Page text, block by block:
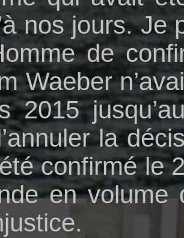
nos jours. Je
de
Waeber
2015
la
confirmé le
en